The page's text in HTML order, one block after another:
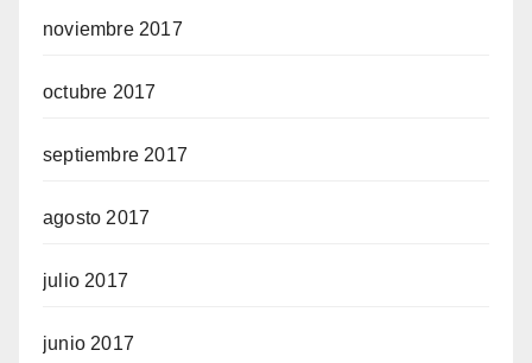
noviembre 2017
octubre 2017
septiembre 2017
agosto 2017
julio 2017
junio 2017